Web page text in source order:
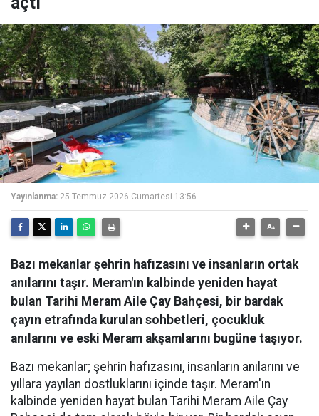
Yayınlanma: 25 Temmuz 2026 Cumartesi 13:56
Bazı mekanlar şehrin hafızasını ve insanların ortak
anılarını taşır. Meram'ın kalbinde yeniden hayat
bulan Tarihi Meram Aile Çay Bahçesi, bir bardak
çayın etrafında kurulan sohbetleri, çocukluk
anılarını ve eski Meram akşamlarını bugüne taşıyor.
Bazı mekanlar; şehrin hafızasını, insanların anılarını ve
yıllara yayılan dostluklarını içinde taşır. Meram'ın
kalbinde yeniden hayat bulan Tarihi Meram Aile Çay